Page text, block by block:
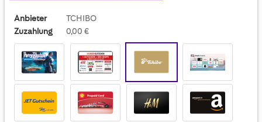
Anbieter
TCHIBO
Zuzahlung
0,00 €